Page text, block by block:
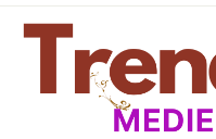
Skip